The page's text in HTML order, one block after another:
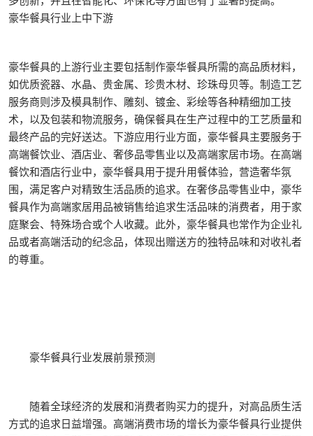
豪华餐具行业上中下游
豪华餐具的上游行业主要包括制作豪华餐具所需的高品质材料，
如优质瓷器、水晶、贵金属、珍贵木材、珍珠母贝等。制造工艺
服务商则涉及模具制作、雕刻、镀金、彩绘等各种精细加工技
术，以及包装和物流服务，确保餐具在生产过程中的工艺质量和
最终产品的完好送达。下游应用行业方面，豪华餐具主要服务于
高端餐饮业、酒店业、奢侈品零售业以及高端家居市场。在高端
餐饮和酒店行业中，豪华餐具用于提升用餐体验，营造奢华氛
围，满足客户对精致生活品质的追求。在奢侈品零售业中，豪华
餐具作为高端家居用品被销售给追求生活品味的消费者，用于家
庭聚会、特殊场合或个人收藏。此外，豪华餐具也常作为企业礼
品或者高端活动的纪念品，体现出赠送方的独特品味和对收礼者
的尊重。
豪华餐具行业发展前景预测
随着全球经济的发展和消费者购买力的提升，对高品质生活
方式的追求日益增强。高端消费市场的增长为豪华餐具行业提供